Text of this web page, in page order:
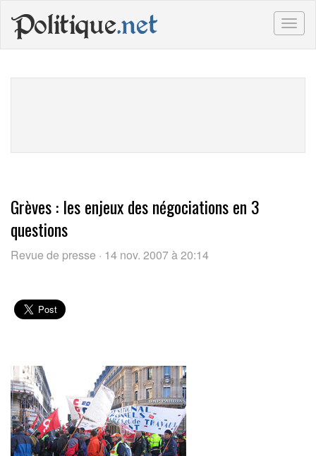
Politique.net
Grèves : les enjeux des négociations en 3
questions
Revue de presse · 14 nov. 2007 à 20:14